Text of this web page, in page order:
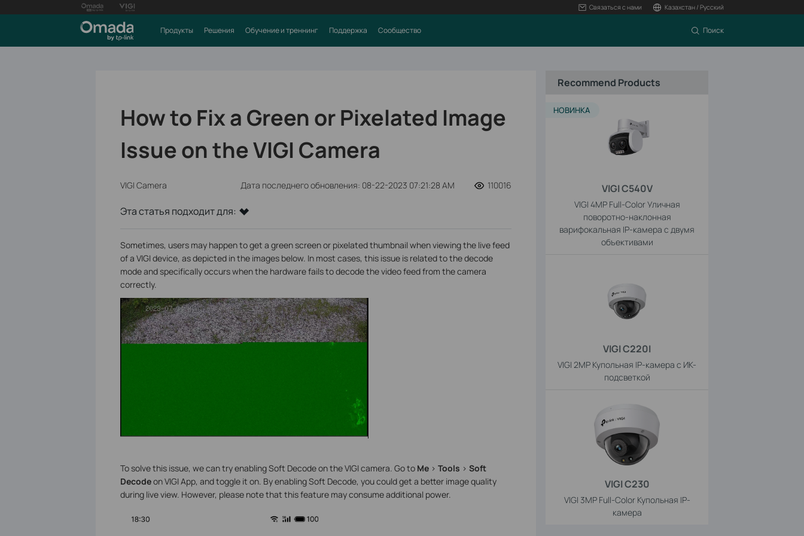
Связаться с нами Казахстан / Русский
Продукты Решения Обучение и треннинг Поддержка Сообщество Поиск
How to Fix a Green or Pixelated Image
Issue on the VIGI Camera
VIGI Camera Дата последнего обновления: 08-22-2023 07:21:28 AM 110016
Эта статья подходит для:
Sometimes, users may happen to get a green screen or pixelated thumbnail when viewing the live feed
of a VIGI device, as depicted in the images below. In most cases, this issue is related to the decode
mode and specifically occurs when the hardware fails to decode the video feed from the camera
correctly.
To solve this issue, we can try enabling Soft Decode on the VIGI camera. Go to Me> Tools > Soft
Decodeon VIGI App, and toggle it on. By enabling Soft Decode, you could get a better image quality
during live view. However, please note that this feature may consume additional power.
Recommend Products
VIGI C540V
VIGI 4MP Full-Color Уличная
поворотно-наклонная
варифокальная IP-камера с двумя
объективами
НОВИНКА
VIGI C220I
VIGI 2MP Купольная IP-камера с ИК-
подсветкой
VIGI C230
VIGI 3MP Full-Color Купольная IP-
камера